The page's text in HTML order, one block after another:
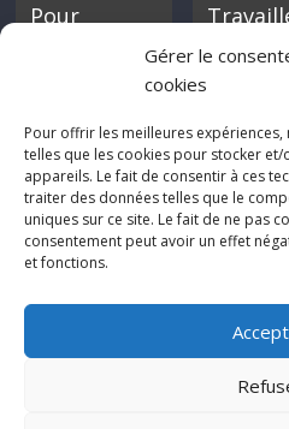
Gérer le
cookies
Pour offrir les meilleures
telles que les cookies pour stocker
appareils. Le fait de consentir à ces
traiter des données telles que le
uniques sur ce site. Le fait de ne pas
consentement peut avoir un effet
et fonctions.
Pour
discothèque
Si tu
Rocknfool,
pas à nous
tes
concerts,
séries ou
d'humeur :
net